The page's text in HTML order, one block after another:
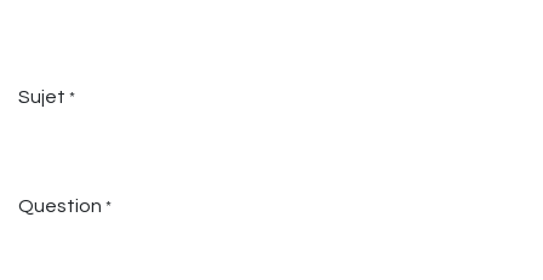
Sujet *
Question *